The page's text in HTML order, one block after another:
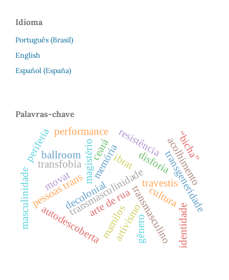
Idioma
Português (Brasil)
English
Español (España)
Palavras-chave
transmasculinidade
disforia
magistério transgeneridade
transfobia
transmasculino
arte de rua
pessoas trans travestis
periferia
cultura
resistência
memória
ballroom
autodescoberta
acolhimento
mamilos
artivismo
performance
masculinidade
“bicha”
identidade
gênero
movatdecolonial
ibrat
ceará